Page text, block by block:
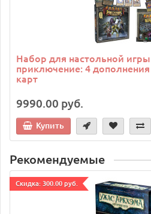
Набор для настольной
приключение: 4
карт
9990.00 руб.
Купить
Рекомендуемые
Cкидка: 300.00 руб.